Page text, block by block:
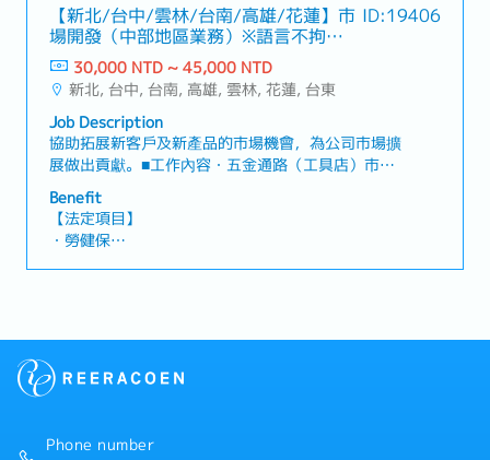
【新北/台中/雲林/台南/高雄/花蓮】市
場開發（中部地區業務）※語言不拘※
－日系機械製造商
ID:19406
30,000 NTD ~ 45,000 NTD
新北, 台中, 台南, 高雄, 雲林, 花蓮, 台東
Job Description
協助拓展新客戶及新產品的市場機會，為公司市場擴
展做出貢獻。■工作內容・五金通路（工具店）市場
調查・拜訪經銷商及終端使用者・電動工具產品示範
與商品介紹・確認店面狀況並了解銷售情形・蒐集競
爭產品及市場趨勢資訊・收集客戶回饋並回報公司作
為改善參考・開發新經銷商及合作夥伴・參與公司內
外部活動及展覽・完成主管交辦事項■職位特色公司
② 業務（通路業務）團隊： 負責既有經銷商的拜
訪、接單與關係維護。入社後將先於市場開發團隊累
積產品知識與市場經驗，未來可依能力與表現發展為
Benefit
【法定項目】
・勞健保
【公司福利】
・三節禮金
・結婚津貼
Phone number